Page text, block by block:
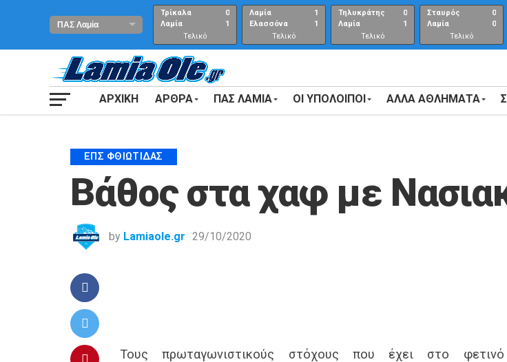
Τρίκαλα
Λαμία
0
1
Τελικό
αποτέλεσμα
Λαμία
Ελασσόνα
1
1
Τελικό
Αποτέλεσμα
Τηλυκράτης
Λαμία
0
1
Τελικό
αποτέλεσμα
Σταυρός
Λαμία
0
0
Τελικό
αποτέλεσμα
ΑΡΧΙΚΗ ΑΡΘΡΑ ΠΑΣ ΛΑΜΙΑ ΟΙ ΥΠΟΛΟΙΠΟΙ ΑΛΛΑ ΑΘΛΗΜΑΤΑ
ΕΠΣ ΦΘΙΏΤΙΔΑΣ
Βάθος στα χαφ με
by Lamiaole.gr 29/10/2020
Τους πρωταγωνιστικούς στόχους που έχει στο φετινό